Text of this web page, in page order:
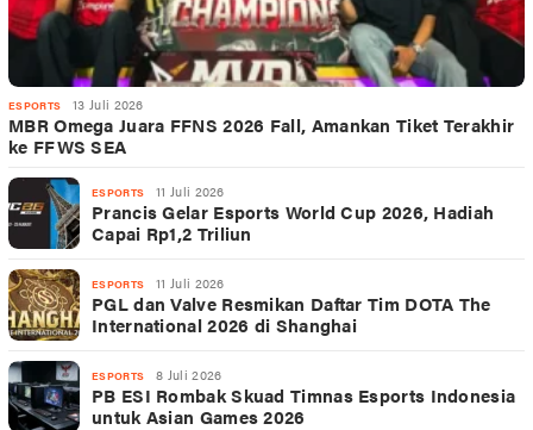
ESPORTS 13 Juli 2026
MBR Omega Juara FFNS 2026 Fall, Amankan Tiket Terakhir
ke FFWS SEA
ESPORTS 11 Juli 2026
Prancis Gelar Esports World Cup 2026, Hadiah
Capai Rp1,2 Triliun
ESPORTS 11 Juli 2026
PGL dan Valve Resmikan Daftar Tim DOTA The
International 2026 di Shanghai
ESPORTS 8 Juli 2026
PB ESI Rombak Skuad Timnas Esports Indonesia
untuk Asian Games 2026